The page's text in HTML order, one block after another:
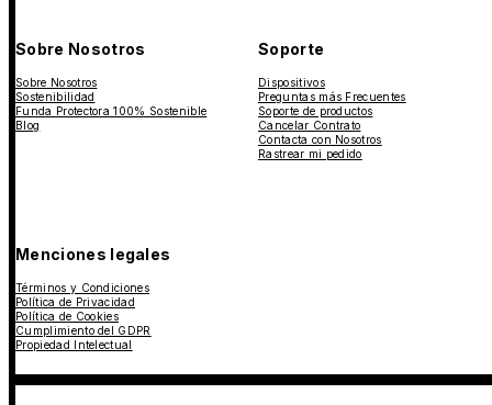
Sobre Nosotros
Sobre Nosotros
Sostenibilidad
Funda Protectora 100% Sostenible
Blog
Soporte
Dispositivos
Preguntas más Frecuentes
Soporte de productos
Cancelar Contrato
Contacta con Nosotros
Rastrear mi pedido
Menciones legales
Términos y Condiciones
Política de Privacidad
Política de Cookies
Cumplimiento del GDPR
Propiedad Intelectual